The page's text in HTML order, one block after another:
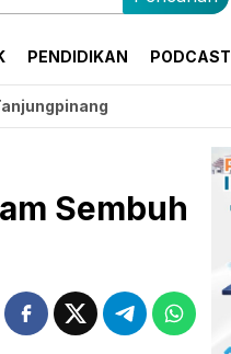
PENDIDIKAN PODCAST
Sembuh